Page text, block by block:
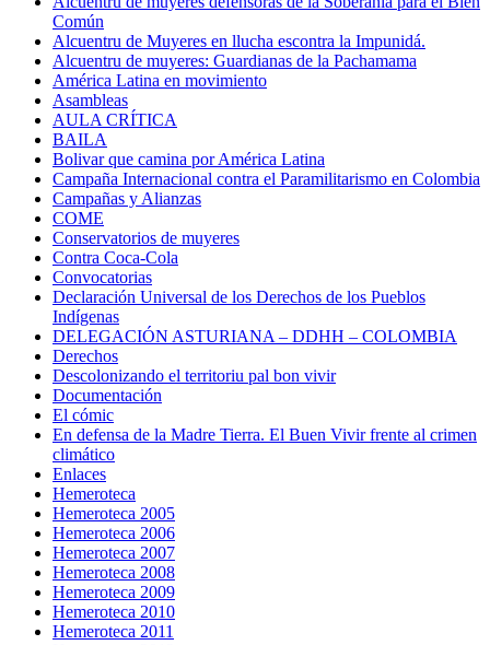
Común
Alcuentru de Muyeres en llucha escontra la Impunidá.
Alcuentru de muyeres: Guardianas de la Pachamama
América Latina en movimiento
Asambleas
AULA CRÍTICA
BAILA
Bolivar que camina por América Latina
Campaña Internacional contra el Paramilitarismo en Colombia
Campañas y Alianzas
COME
Conservatorios de muyeres
Contra Coca-Cola
Convocatorias
Declaración Universal de los Derechos de los Pueblos
Indígenas
DELEGACIÓN ASTURIANA – DDHH – COLOMBIA
Derechos
Descolonizando el territoriu pal bon vivir
Documentación
El cómic
En defensa de la Madre Tierra. El Buen Vivir frente al crimen
climático
Enlaces
Hemeroteca
Hemeroteca 2005
Hemeroteca 2006
Hemeroteca 2007
Hemeroteca 2008
Hemeroteca 2009
Hemeroteca 2010
Hemeroteca 2011